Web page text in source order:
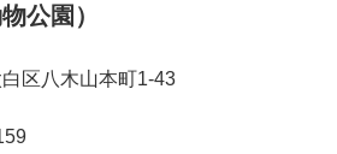
公園）
区八木山本町1-43